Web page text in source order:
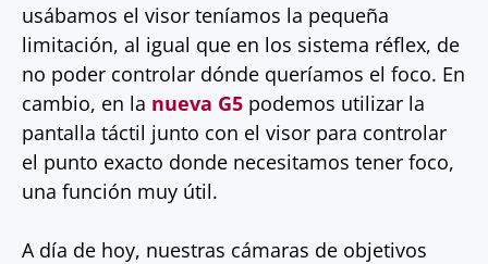
usábamos el visor teníamos la pequeña
limitación, al igual que en los sistema réflex, de
no poder controlar dónde queríamos el foco. En
cambio, en la nueva G5 podemos utilizar la
pantalla táctil junto con el visor para controlar
el punto exacto donde necesitamos tener foco,
una función muy útil.
A día de hoy, nuestras cámaras de objetivos